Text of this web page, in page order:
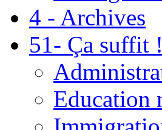
4 - Archives
51- Ça suffit !
Education